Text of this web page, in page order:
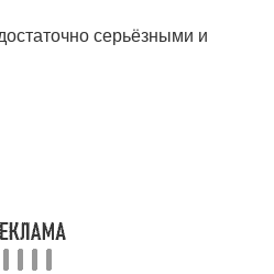
серьёзными и